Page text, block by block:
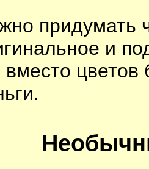
придумать
и
вместо цветов